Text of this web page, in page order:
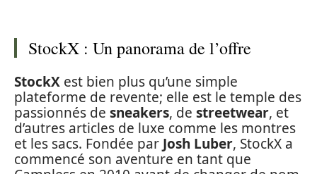
StockX : Un panorama de l’offre
StockX est bien plus qu’une simple
plateforme de revente; elle est le temple des
passionnés de sneakers, de streetwear, et
d’autres articles de luxe comme les montres
et les sacs. Fondée par Josh Luber, StockX a
commencé son aventure en tant que